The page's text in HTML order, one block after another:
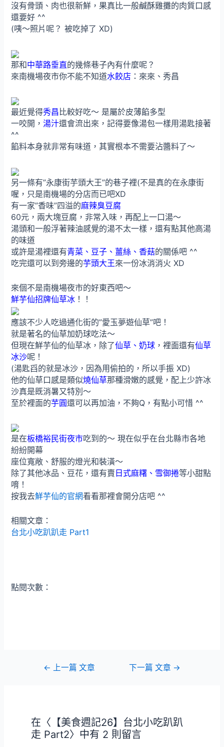
沒有骨頭、肉也很新鮮，果真比一般鹹酥雞攤的肉質口感
還要好 ^^
(咦～照片呢？ 被吃掉了 XD)
那和中華路垂直的幾條巷子內有什麼呢？
來南機場夜市你不能不知道水餃店 ：來來、秀昌
最近覺得秀昌比較好吃～ 是屬於皮薄餡多型
一咬開，湯汁還會流出來，記得要像湯包一樣用湯匙接著
^^
餡料本身就非常有味道，其實根本不需要沾醬料了～
另一條有”永康街芋頭大王”的巷子裡(不是真的在永康街
喔，只是南機場的分店而已吧XD
有一家”香味”四溢的麻辣臭豆腐
60元，兩大塊豆腐，非常入味，再配上一口湯～
湯頭和一般浮著辣油感覺的湯不太一樣，還有點其他高湯
的味道
或許是湯裡還有青菜、豆子、薑絲、香菇的關係吧 ^^
吃完還可以到旁邊的芋頭大王來一份冰消消火 XD
來個不是南機場夜市的好東西吧～
鮮芋仙招牌仙草冰 ！！
應該不少人吃過通化街的”愛玉夢遊仙草”吧！
就是著名的仙草加奶球吃法～
但現在鮮芋仙的仙草冰，除了仙草、奶球 ，裡面還有仙草
冰沙呢！
(湯匙舀的就是冰沙，因為用偷拍的，所以手振 XD)
他的仙草口感是類似燒仙草那種滑嫩的感覺，配上少許冰
沙真是既消暑又特別～
至於裡面的芋圓還可以再加油，不夠Q，有點小可惜 ^^
是在板橋裕民街夜市吃到的～ 現在似乎在台北縣市各地
紛紛開幕
座位寬敞、舒服的燈光和裝潢～
除了其他冰品、豆花，還有賣 日式麻糬、雪御捲等小甜點
唷！
按我去鮮芋仙的官網看看那裡會開分店吧 ^^
相關文章：
台北小吃趴趴走 Part1
點閱次數：
← 上一篇 文章 下一篇 文章 →
在〈【美食週記26】台北小吃趴趴
走 Part2〉中有 2 則留言